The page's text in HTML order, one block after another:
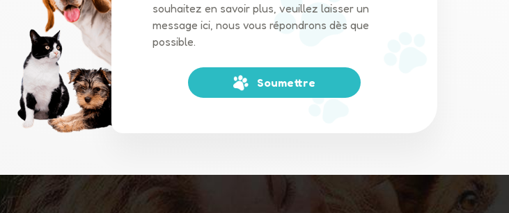
souhaitez en savoir plus, veuillez laisser un
message ici, nous vous répondrons dès que
possible.
Soumettre